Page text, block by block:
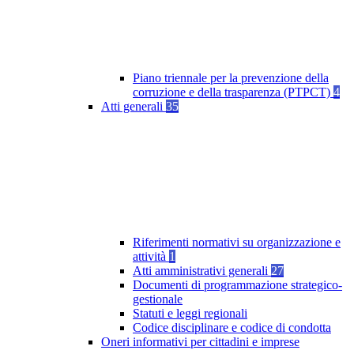
Piano triennale per la prevenzione della
corruzione e della trasparenza (PTPCT) 4
Atti generali 35
Riferimenti normativi su organizzazione e
attività 1
Atti amministrativi generali 27
Documenti di programmazione strategico-
gestionale
Statuti e leggi regionali
Codice disciplinare e codice di condotta
Oneri informativi per cittadini e imprese